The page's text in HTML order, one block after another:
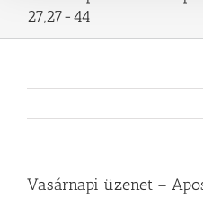
27,27-44
Vasárnapi üzenet –